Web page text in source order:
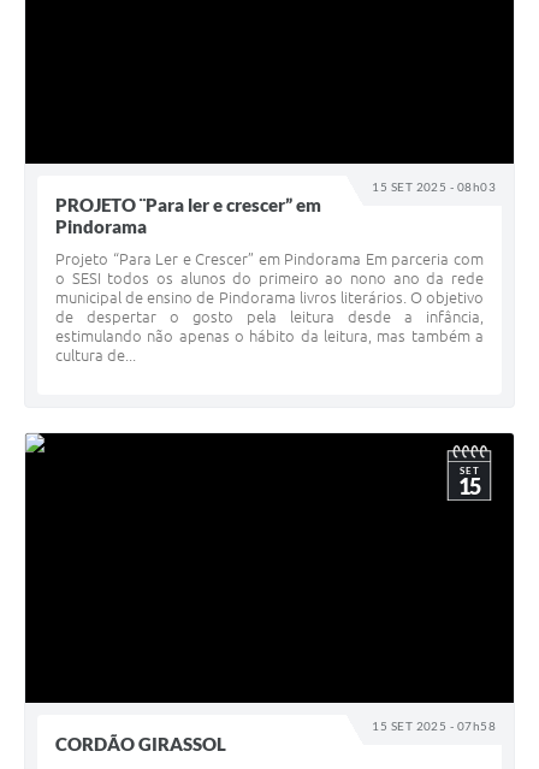
15 SET 2025 - 08h03
PROJETO ¨Para ler e crescer” em
Pindorama
Projeto “Para Ler e Crescer” em Pindorama Em parceria com
o SESI todos os alunos do primeiro ao nono ano da rede
municipal de ensino de Pindorama livros literários. O objetivo
de despertar o gosto pela leitura desde a infância,
estimulando não apenas o hábito da leitura, mas também a
cultura de...
15 SET 2025 - 07h58
SET
15
CORDÃO GIRASSOL